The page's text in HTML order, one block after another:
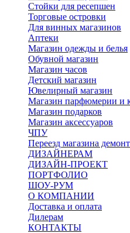
Стойки для ресепшен
Торговые островки
Для винных магазинов
Аптеки
Магазин одежды и белья
Обувной магазин
Магазин часов
Детский магазин
Ювелирный магазин
Магазин парфюмерии и
Магазин подарков
Магазин аксессуаров
ЧПУ
Переезд магазина
ДИЗАЙНЕРАМ
ДИЗАЙН-ПРОЕКТ
ПОРТФОЛИО
ШОУ-РУМ
О КОМПАНИИ
Доставка и оплата
Дилерам
КОНТАКТЫ